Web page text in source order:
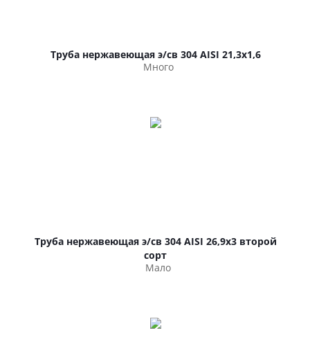
Труба нержавеющая э/св 304 AISI 21,3х1,6
Много
Труба нержавеющая э/св 304 AISI 26,9х3 второй
сорт
Мало